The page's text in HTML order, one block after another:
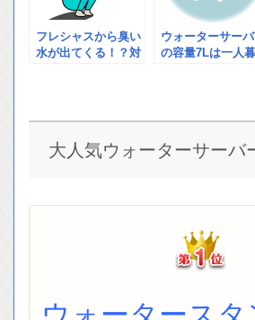
フレシャスから臭い
水が出てくる！？対
ウォーターサー
の容量7Lは一人
大人気ウォーターサーバ